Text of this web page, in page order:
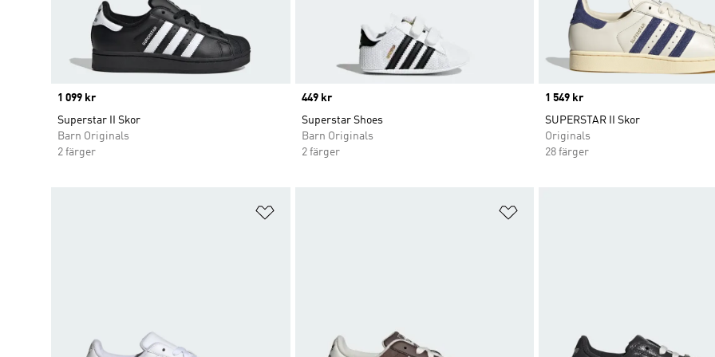
Price
1 099 kr
Superstar II Skor
Barn Originals
2 färger
Price
449 kr
Superstar Shoes
Barn Originals
2 färger
Price
1 549 kr
SUPERSTAR II Skor
Originals
28 färger